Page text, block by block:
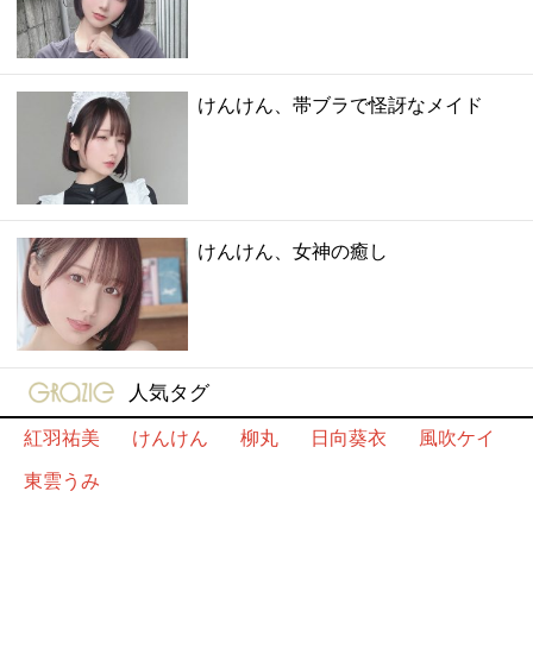
けんけん、帯ブラで怪訝なメイド
けんけん、女神の癒し
gravure-grazie
人気タグ
紅羽祐美
けんけん 柳丸 日向葵衣
風吹ケイ
東雲うみ